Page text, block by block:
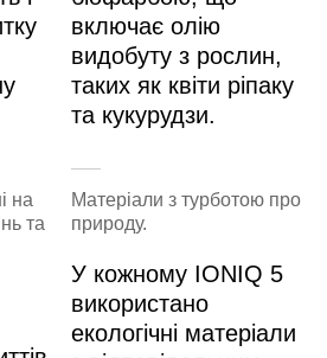
на
та
включає олію
видобуту з рослин,
таких як квіти ріпаку
та кукурудзи.
Матеріали з турботою про
природу.
У кожному IONIQ 5
використано
екологічні матеріали